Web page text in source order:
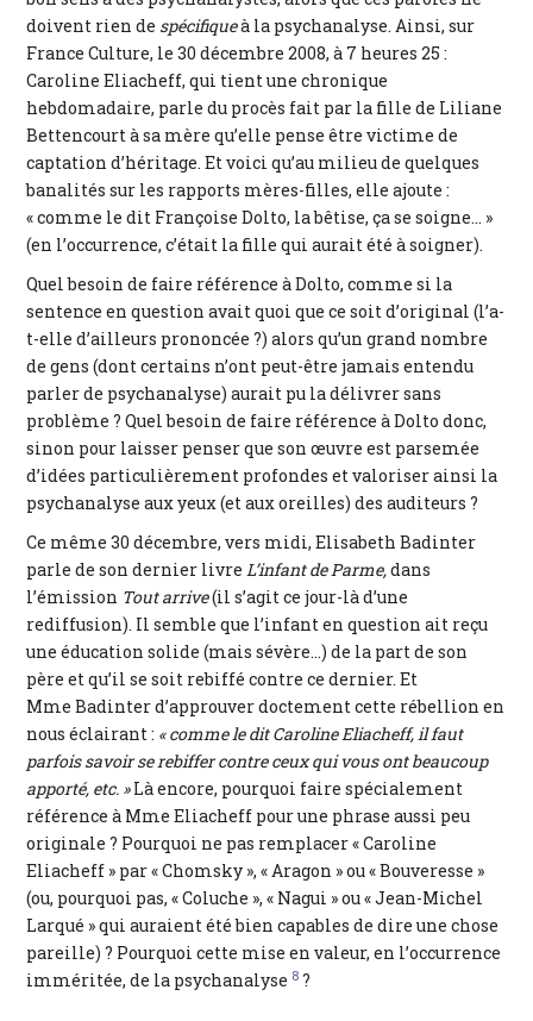
doivent rien de spécifiqueà la psychanalyse. Ainsi, sur
France Culture, le 30 décembre 2008, à 7 heures 25 :
Caroline Eliacheff, qui tient une chronique
hebdomadaire, parle du procès fait par la fille de Liliane
Bettencourt à sa mère qu’elle pense être victime de
captation d’héritage. Et voici qu’au milieu de quelques
banalités sur les rapports mères-filles, elle ajoute :
« comme le dit Françoise Dolto, la bêtise, ça se soigne… »
(en l’occurrence, c’était la fille qui aurait été à soigner).
Quel besoin de faire référence à Dolto, comme si la
sentence en question avait quoi que ce soit d’original (l’a-
t-elle d’ailleurs prononcée ?) alors qu’un grand nombre
de gens (dont certains n’ont peut-être jamais entendu
parler de psychanalyse) aurait pu la délivrer sans
problème ? Quel besoin de faire référence à Dolto donc,
sinon pour laisser penser que son œuvre est parsemée
d’idées particulièrement profondes et valoriser ainsi la
psychanalyse aux yeux (et aux oreilles) des auditeurs ?
Ce même 30 décembre, vers midi, Elisabeth Badinter
parle de son dernier livreL’infant de Parme,dans
l’émission Tout arrive(il s’agit ce jour-là d’une
rediffusion). Il semble que l’infant en question ait reçu
une éducation solide (mais sévère…) de la part de son
père et qu’il se soit rebiffé contre ce dernier. Et
Mme Badinter d’approuver doctement cette rébellion en
nous éclairant : « comme le dit Caroline Eliacheff, il faut
parfois savoir se rebiffer contre ceux qui vous ont beaucoup
apporté, etc. »Là encore, pourquoi faire spécialement
référence à Mme Eliacheff pour une phrase aussi peu
originale ? Pourquoi ne pas remplacer « Caroline
Eliacheff » par « Chomsky », « Aragon » ou « Bouveresse »
(ou, pourquoi pas, « Coluche », « Nagui » ou « Jean-Michel
Larqué » qui auraient été bien capables de dire une chose
pareille) ? Pourquoi cette mise en valeur, en l’occurrence
imméritée, de la psychanalyse 8 ?